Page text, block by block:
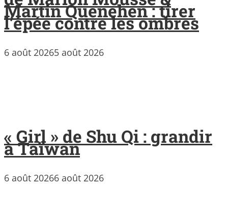
Martin Quenehen : tirer
l’épée contre les ombres
6 août 20265 août 2026
« Girl » de Shu Qi : grandir
à Taïwan
6 août 20266 août 2026